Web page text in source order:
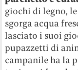
giochi di legno,
sgorga acqua
lasciato i suoi
pupazzetti di
campanile ha la